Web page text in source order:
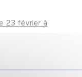
23 février à